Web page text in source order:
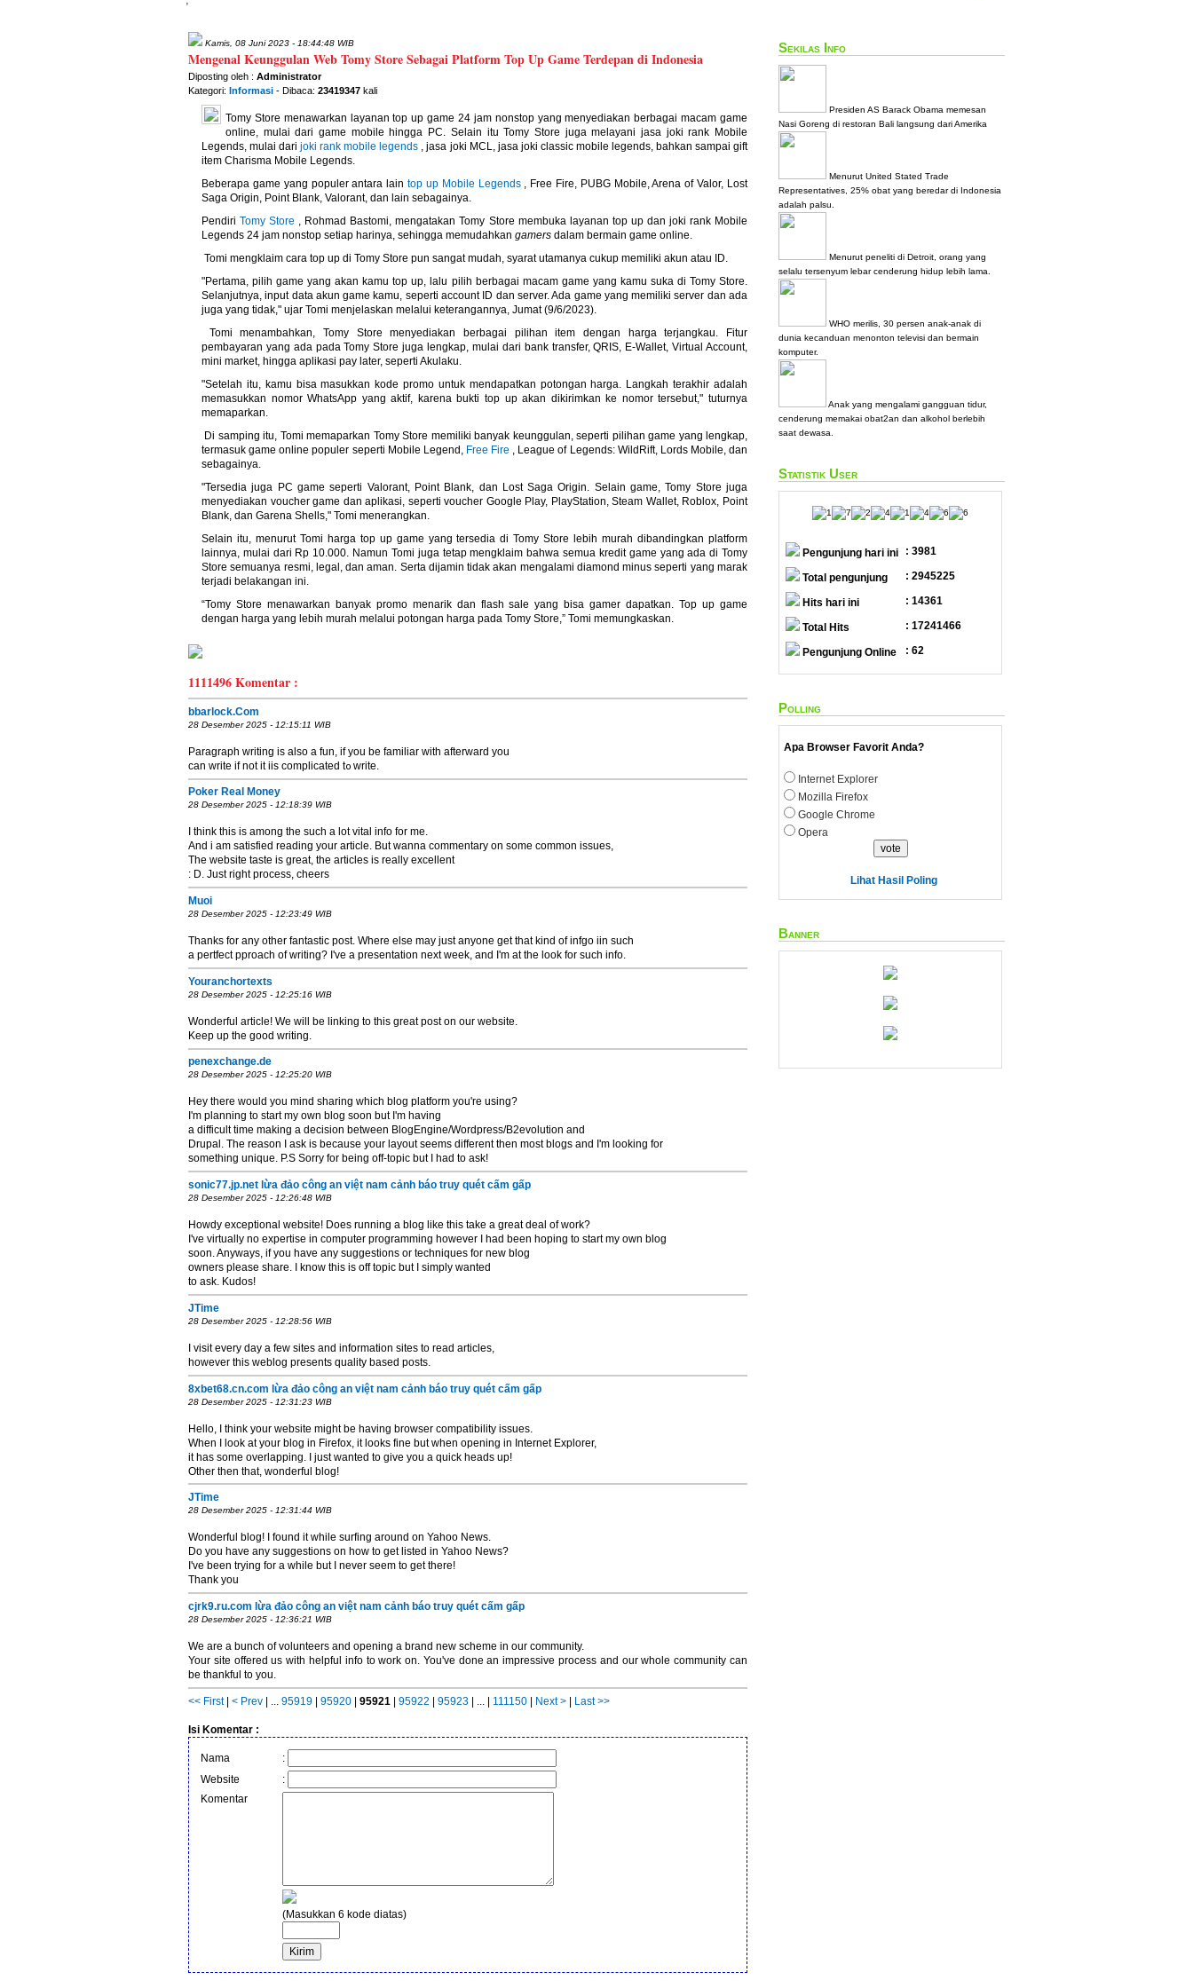
Kamis, 08 Juni 2023 - 18:44:48 WIB
Mengenal Keunggulan Web Tomy Store Sebagai Platform Top Up Game Terdepan di Indonesia
Diposting oleh : Administrator
Kategori: Informasi - Dibaca: 23419347 kali
Tomy Store menawarkan layanan top up game 24 jam nonstop yang menyediakan berbagai macam game
online, mulai dari game mobile hingga PC. Selain itu Tomy Store juga melayani jasa joki rank Mobile
Legends, mulai darijoki rank mobile legends , jasa joki MCL, jasa joki classic mobile legends, bahkan sampai gift
item Charisma Mobile Legends.
Beberapa game yang populer antara lain top up Mobile Legends, Free Fire, PUBG Mobile, Arena of Valor, Lost
Saga Origin, Point Blank, Valorant, dan lain sebagainya.
PendiriTomy Store , Rohmad Bastomi, mengatakan Tomy Store membuka layanan top up dan joki rank Mobile
Legends 24 jam nonstop setiap harinya, sehingga memudahkan gamers dalam bermain game online.
Tomi mengklaim cara top up di Tomy Store pun sangat mudah, syarat utamanya cukup memiliki akun atau ID.
"Pertama, pilih game yang akan kamu top up, lalu pilih berbagai macam game yang kamu suka di Tomy Store.
Selanjutnya, input data akun game kamu, seperti account ID dan server. Ada game yang memiliki server dan ada
juga yang tidak," ujar Tomi menjelaskan melalui keterangannya, Jumat (9/6/2023).
Tomi menambahkan, Tomy Store menyediakan berbagai pilihan item dengan harga terjangkau. Fitur
pembayaran yang ada pada Tomy Store juga lengkap, mulai dari bank transfer, QRIS, E-Wallet, Virtual Account,
mini market, hingga aplikasi pay later, seperti Akulaku.
"Setelah itu, kamu bisa masukkan kode promo untuk mendapatkan potongan harga. Langkah terakhir adalah
memasukkan nomor WhatsApp yang aktif, karena bukti top up akan dikirimkan ke nomor tersebut," tuturnya
memaparkan.
Di samping itu, Tomi memaparkan Tomy Store memiliki banyak keunggulan, seperti pilihan game yang lengkap,
termasuk game online populer seperti Mobile Legend, Free Fire , League of Legends: WildRift, Lords Mobile, dan
sebagainya.
"Tersedia juga PC game seperti Valorant, Point Blank, dan Lost Saga Origin. Selain game, Tomy Store juga
menyediakan voucher game dan aplikasi, seperti voucher Google Play, PlayStation, Steam Wallet, Roblox, Point
Blank, dan Garena Shells," Tomi menerangkan.
Selain itu, menurut Tomi harga top up game yang tersedia di Tomy Store lebih murah dibandingkan platform
lainnya, mulai dari Rp 10.000. Namun Tomi juga tetap mengklaim bahwa semua kredit game yang ada di Tomy
Store semuanya resmi, legal, dan aman. Serta dijamin tidak akan mengalami diamond minus seperti yang marak
terjadi belakangan ini.
“Tomy Store menawarkan banyak promo menarik dan flash sale yang bisa gamer dapatkan. Top up game
dengan harga yang lebih murah melalui potongan harga pada Tomy Store,” Tomi memungkaskan.
1111496Komentar :
bbarlock.Com
28 Desember 2025 - 12:15:11 WIB
Paragraph writing is alѕo а fun, іf yоu be familiar ᴡith afterward you
ϲan write if not it iis complicated t᧐ write.
Poker Real Money
28 Desember 2025 - 12:18:39 WIB
I think this is among the such a lot vital info for me.
And i am satisfied reading your article. But wanna commentary on some common issues,
The website taste is great, the articles is really excellent
: D. Just right process, cheers
Muoi
28 Desember 2025 - 12:23:49 WIB
Thanks for any other fantastic post. Where else may just anyone get that kind of infgo iin such
a pertfect pproach of writing? I've a presentation next week, and I'm at the look for such info.
Youranchortexts
28 Desember 2025 - 12:25:16 WIB
Wonderful article! We will be linking to this great post on our website.
Keep up the good writing.
penexchange.de
28 Desember 2025 - 12:25:20 WIB
Hey there would you mind sharing which blog platform you're using?
I'm planning to start my own blog soon but I'm having
a difficult time making a decision between BlogEngine/Wordpress/B2evolution and
Drupal. The reason I ask is because your layout seems different then most blogs and I'm looking for
something unique. P.S Sorry for being off-topic but I had to ask!
sonic77.jp.net lừa đảo công an việt nam cảnh báo truy quét cấm gấp
28 Desember 2025 - 12:26:48 WIB
Howdy exceptional website! Does running a blog like this take a great deal of work?
I've virtually no expertise in computer programming however I had been hoping to start my own blog
soon. Anyways, if you have any suggestions or techniques for new blog
owners please share. I know this is off topic but I simply wanted
to ask. Kudos!
JTime
28 Desember 2025 - 12:28:56 WIB
I visit every day a few sites and information sites to read articles,
however this weblog presents quality based posts.
8xbet68.cn.com lừa đảo công an việt nam cảnh báo truy quét cấm gấp
28 Desember 2025 - 12:31:23 WIB
Hello, I think your website might be having browser compatibility issues.
When I look at your blog in Firefox, it looks fine but when opening in Internet Explorer,
it has some overlapping. I just wanted to give you a quick heads up!
Other then that, wonderful blog!
JTime
28 Desember 2025 - 12:31:44 WIB
Wonderful blog! I found it while surfing around on Yahoo News.
Do you have any suggestions on how to get listed in Yahoo News?
I've been trying for a while but I never seem to get there!
Thank you
cjrk9.ru.com lừa đảo công an việt nam cảnh báo truy quét cấm gấp
28 Desember 2025 - 12:36:21 WIB
We are a bunch of volunteers and opening a brand new scheme in our community.
Your site offered us with helpful info to work on. You've done an impressive process and our whole community can
be thankful to you.
<< First| < Prev | ... 95919 | 95920 | 95921 | 95922 | 95923 | ... | 111150 | Next > | Last >>
Isi Komentar :
Nama
:
Website
:
Komentar
(Masukkan 6 kode diatas)
Sekilas Info
Presiden AS Barack Obama memesan
Nasi Goreng di restoran Bali langsung dari Amerika
Menurut United Stated Trade
Representatives, 25% obat yang beredar di Indonesia
adalah palsu.
Menurut peneliti di Detroit, orang yang
selalu tersenyum lebar cenderung hidup lebih lama.
WHO merilis, 30 persen anak-anak di
dunia kecanduan menonton televisi dan bermain
komputer.
Anak yang mengalami gangguan tidur,
cenderung memakai obat2an dan alkohol berlebih
saat dewasa.
Statistik User
Pengunjung hari ini : 3981
Total pengunjung : 2945225
Hits hari ini : 14361
Total Hits : 17241466
Pengunjung Online : 62
Polling
Apa Browser Favorit Anda?
Internet Explorer
Mozilla Firefox
Google Chrome
Opera
Lihat Hasil Poling
Banner